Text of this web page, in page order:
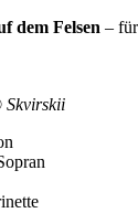
dem Felsen –
Skvirskii